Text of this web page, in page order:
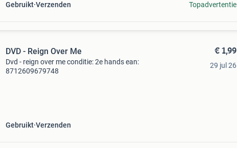
Gebruikt Verzenden Topadvertentie
DVD - Reign Over Me
Dvd - reign over me conditie: 2e hands ean:
8712609679748
Gebruikt Verzenden
€ 1,99
29 jul 26